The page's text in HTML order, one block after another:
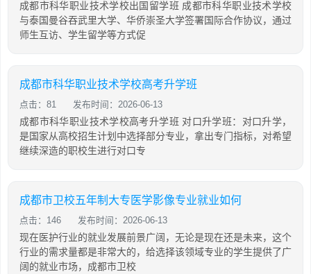
成都市科华职业技术学校出国留学班 成都市科华职业技术学校
与泰国曼谷吞武里大学、华侨崇圣大学签署国际合作协议，通过
师生互访、学生留学等方式促
成都市科华职业技术学校高考升学班
点击：81 发布时间：2026-06-13
成都市科华职业技术学校高考升学班 对口升学班：对口升学，
是国家从高校招生计划中选择部分专业，拿出专门指标，对希望
继续深造的职校生进行对口专
成都市卫校五年制大专医学影像专业就业如何
点击：146 发布时间：2026-06-13
现在医护行业的就业发展前景广阔，无论是现在还是未来，这个
行业的需求量都是非常大的，给选择该领域专业的学生提供了广
阔的就业市场，成都市卫校